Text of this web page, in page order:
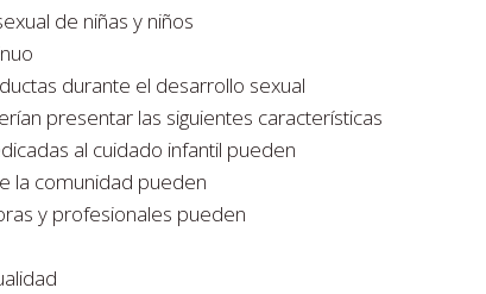
de niñas y niños
durante el desarrollo sexual
presentar las siguientes características
al cuidado infantil pueden
la comunidad pueden
y profesionales pueden